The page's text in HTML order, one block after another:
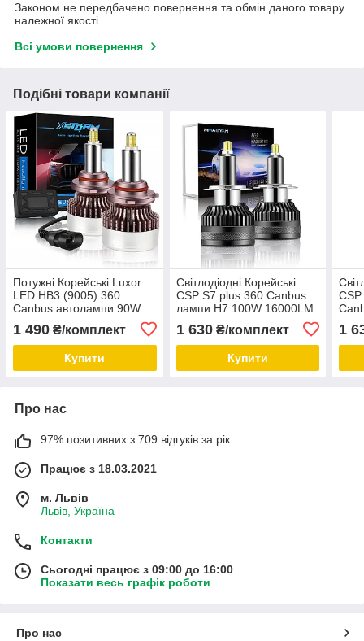
Законом не передбачено повернення та обмін даного товару
належної якості
Всі умови повернення
Подібні товари компанії
Потужні Корейські Luxor
LED HB3 (9005) 360
Canbus автолампи 90W
14000LM 12 В. Ідеально
для оптики з лінзою!
1 490 ₴/комплект
Купити
Світлодіодні Корейські
CSP S7 plus 360 Canbus
лампи Н7 100W 16000LM
12В. Ідеально для оптики
з лінзою!
1 630₴/комплект
Купити
для
1
Про нас
97% позитивних з 709 відгуків за рік
Працює з 18.03.2021
м. Львів
Львів, Україна
Контакти
Сьогодні працює з 09:00 до 16:00
Показати весь графік роботи
Про нас